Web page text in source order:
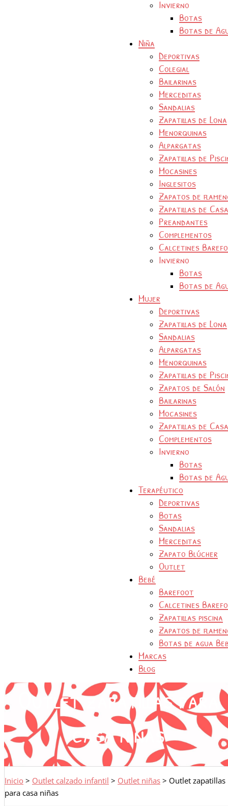
Invierno
Botas
Botas de
Niña
Deportivas
Colegial
Bailarinas
Merceditas
Sandalias
Zapatillas de Lona
Menorquinas
Alpargatas
Zapatillas de
Mocasines
Inglesitos
Zapatos de
Zapatillas de Casa
Preandantes
Complementos
Calcetines
Invierno
Botas
Botas de
Mujer
Deportivas
Zapatillas de Lona
Sandalias
Alpargatas
Menorquinas
Zapatillas de
Zapatos de Salón
Bailarinas
Mocasines
Zapatillas de Casa
Complementos
Invierno
Botas
Botas de
Terapéutico
Deportivas
Botas
Sandalias
Merceditas
Zapato Blúcher
Outlet
Bebé
Barefoot
Calcetines
Zapatillas piscina
Zapatos de
Botas de agua
Marcas
Blog
Outlet zapatillas para
casa niñas
Inicio > Outlet calzado infantil > Outlet niñas > Outlet zapatillas
para casa niñas